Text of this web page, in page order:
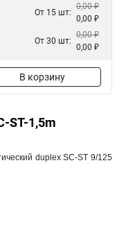
От 15 шт:
0,00 ₽
0,00 ₽
От 30 шт:
0,00 ₽
0,00 ₽
В корзину
ST-1,5m
duplex SC-ST 9/125